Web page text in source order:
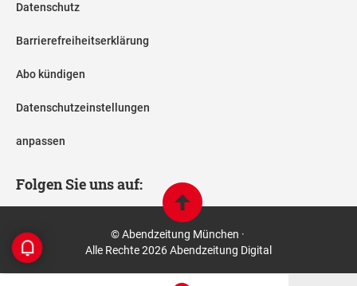
Datenschutz
Barrierefreiheitserklärung
Abo kündigen
Datenschutzeinstellungen
anpassen
Folgen Sie uns auf:
© Abendzeitung München ·
Alle Rechte 2026 Abendzeitung Digital